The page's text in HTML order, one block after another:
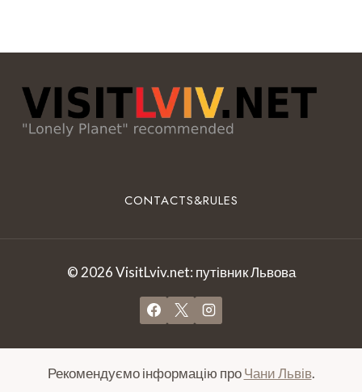
CONTACTS&RULES
© 2026 VisitLviv.net: путівник Львова
Рекомендуємо інформацію проЧани Львів.